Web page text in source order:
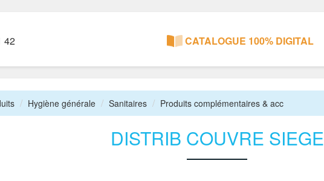
42 CATALOGUE 100% DIGITAL
Hygiène générale Sanitaires Produits complémentaires & acc
DISTRIB COUVRE SIEGE